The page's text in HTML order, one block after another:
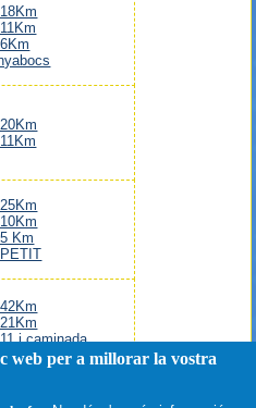
Km
i caminada
web per a millorar la vostra